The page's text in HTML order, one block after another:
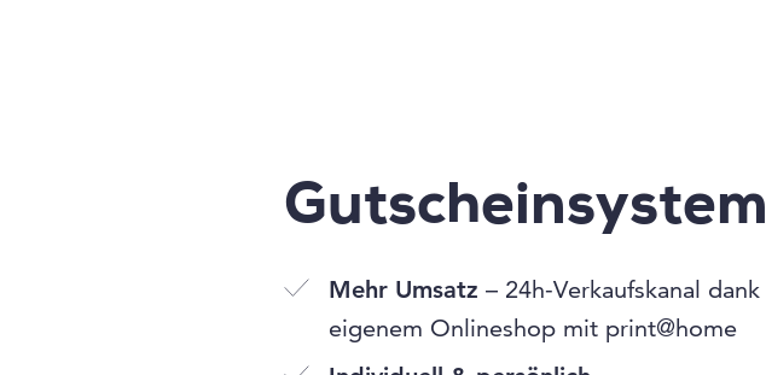
Gutscheinsystem
Mehr Umsatz – 24h-Verkaufskanal dank
eigenem Onlineshop mit print@home